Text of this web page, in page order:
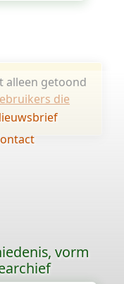
alleen getoond
die
vorm